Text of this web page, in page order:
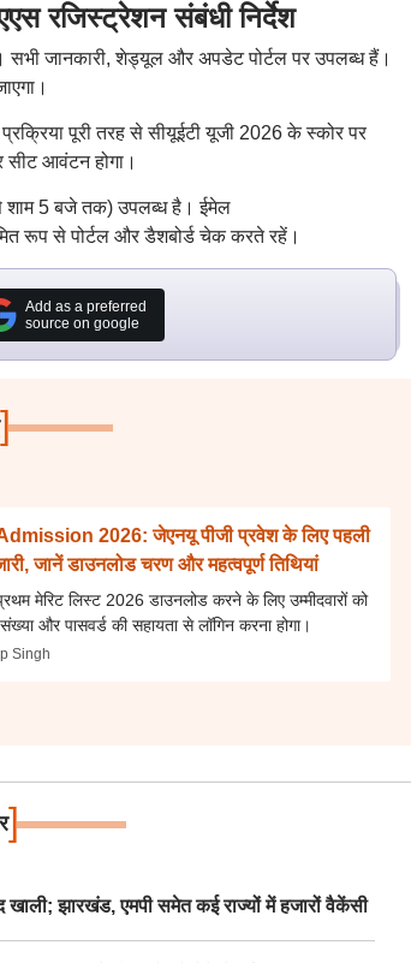
रजिस्ट्रेशन संबंधी निर्देश
जानकारी, शेड्यूल और अपडेट पोर्टल पर उपलब्ध हैं।
पूरी तरह से सीयूईटी यूजी 2026 के स्कोर पर
सीट आवंटन होगा।
शाम 5 बजे तक) उपलब्ध है। ईमेल
रूप से पोर्टल और डैशबोर्ड चेक करते रहें।
Add as a preferred
source on google
]
2026: जेएनयू पीजी प्रवेश के लिए पहली
जानें डाउनलोड चरण और महत्वपूर्ण तिथियां
मेरिट लिस्ट 2026 डाउनलोड करने के लिए उम्मीदवारों को
और पासवर्ड की सहायता से लॉगिन करना होगा।
Singh
]
झारखंड, एमपी समेत कई राज्यों में हजारों वैकेंसी